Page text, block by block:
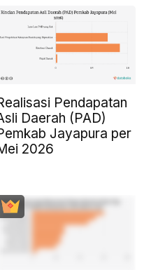
Pendapatan
Daerah (PAD)
Jayapura per
2026